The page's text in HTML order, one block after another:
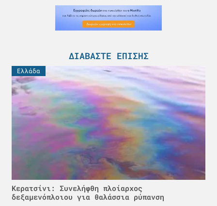
ΔΙΑΒΆΣΤΕ ΕΠΊΣΗΣ
Ελλάδα
Κερατσίνι: Συνελήφθη πλοίαρχος
δεξαμενόπλοιου για θαλάσσια ρύπανση